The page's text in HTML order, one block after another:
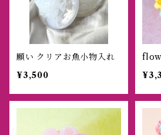
願い クリアお魚小物入れ
¥3,500